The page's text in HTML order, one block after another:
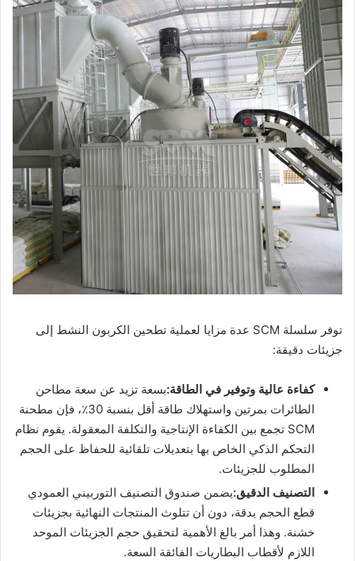
توفر سلسلة SCM عدة مزايا لعملية تطحين الكربون النشط إلى
جزيئات دقيقة:
كفاءة عالية وتوفير في الطاقة:بسعة تزيد عن سعة مطاحن
الطائرات بمرتين واستهلاك طاقة أقل بنسبة 30٪، فإن مطحنة
SCM تجمع بين الكفاءة الإنتاجية والتكلفة المعقولة. يقوم نظام
التحكم الذكي الخاص بها بتعديلات تلقائية للحفاظ على الحجم
المطلوب للجزيئات.
التصنيف الدقيق:يضمن صندوق التصنيف التوربيني العمودي
قطع الحجم بدقة، دون أن تتلوث المنتجات النهائية بجزيئات
خشنة. وهذا أمر بالغ الأهمية لتحقيق حجم الجزيئات الموحد
اللازم لأقطاب البطاريات الفائقة السعة.